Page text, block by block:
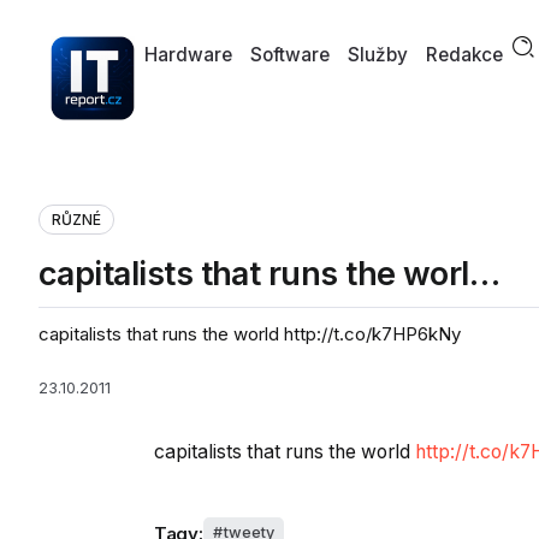
Hardware Software Služby Redakce
RŮZNÉ
capitalists that runs the worl…
capitalists that runs the world http://t.co/k7HP6kNy
23.10.2011
capitalists that runs the world http://t.co/
Tagy: tweety